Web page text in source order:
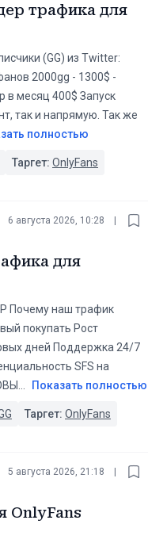
трафика для
(GG) из Twitter:
2000gg - 1300$ -
в месяц 400$ Запуск
так и напрямую. Так же
полностью
Таргет: OnlyFans
6 августа 2026, 10:28
для
Почему наш трафик
покупать Рост
дней Поддержка 24/7
SFS на
Показать полностью
Таргет: OnlyFans
5 августа 2026, 21:18
OnlyFans